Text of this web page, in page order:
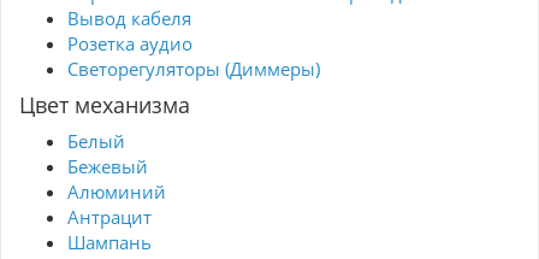
Вывод кабеля
Розетка аудио
Светорегуляторы (Диммеры)
Цвет механизма
Белый
Бежевый
Алюминий
Антрацит
Шампань